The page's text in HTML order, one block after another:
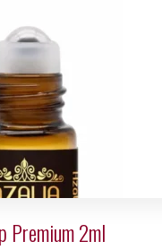
€4.00.
Premium 2ml